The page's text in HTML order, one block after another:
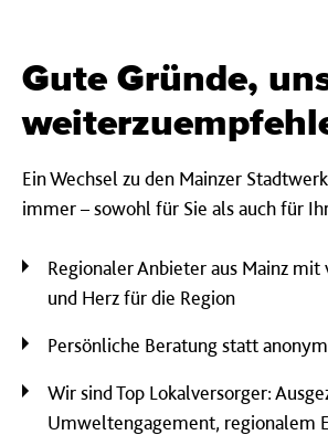
Gute Gründe,
Ein Wechsel zu den Mainzer
immer – sowohl für Sie als auch für
Regionaler Anbieter aus Mainz
und Herz für die Region
Persönliche Beratung statt
Wir sind Top Lokalversorger:
Umweltengagement, regionalem